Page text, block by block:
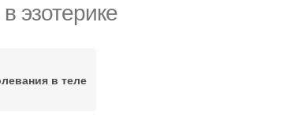
эзотерике
в теле